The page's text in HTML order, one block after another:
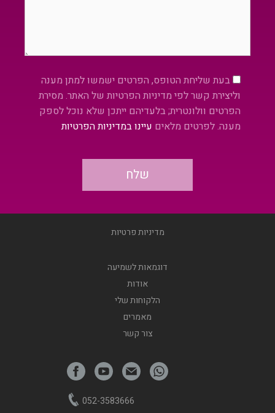
Please leave this field empty.
בעת שליחת הטופס, הפרטים ישמשו למתן מענה
וליצירת קשר לפי מדיניות הפרטיות של האתר. מסירת
הפרטים וולונטרית; בלעדיהם ייתכן שלא נוכל לספק
מענה. לפרטים מלאים עיינו במדיניות הפרטיות
מדיניות פרטיות
דוגמאות לשמיעה
אודות
הלקוחות שלי
מאמרים
צור קשר
052-3583666